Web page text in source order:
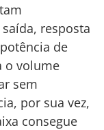
resposta
de
o volume
sem
por sua vez,
consegue